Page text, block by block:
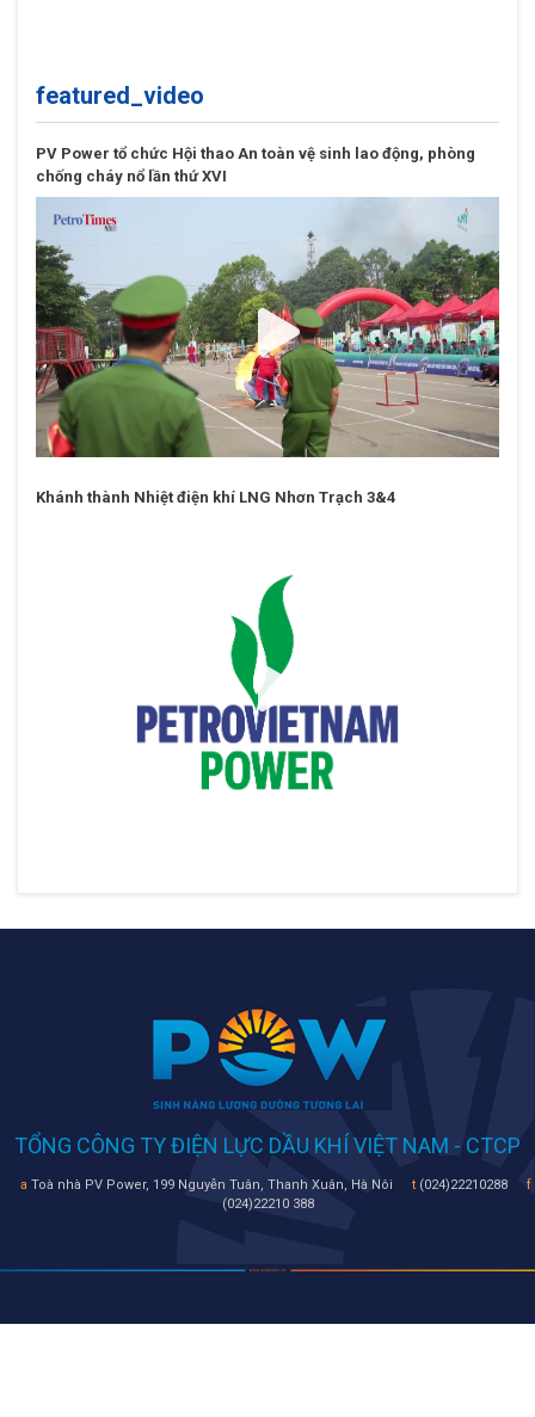
featured_video
PV Power tổ chức Hội thao An toàn vệ sinh lao động, phòng
chống cháy nổ lần thứ XVI
Khánh thành Nhiệt điện khí LNG Nhơn Trạch 3&4
TỔNG CÔNG TY ĐIỆN LỰC DẦU KHÍ VIỆT NAM - CTCP
a Toà nhà PV Power, 199 Nguyễn Tuân, Thanh Xuân, Hà Nôi t(024)22210288
f
(024)22210 388